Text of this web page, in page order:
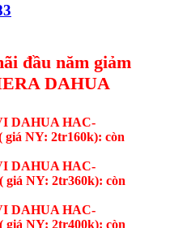
đầu năm giảm
DAHUA
DAHUA HAC-
giá NY: 2tr160k): còn
DAHUA HAC-
giá NY: 2tr360k): còn
DAHUA HAC-
giá NY: 2tr400k): còn